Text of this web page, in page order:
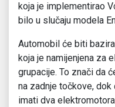
koja je implementirao
bilo u slučaju modela
Automobil će biti
koja je namijenjena za
grupacije. To znači da
na zadnje točkove,
imati dva